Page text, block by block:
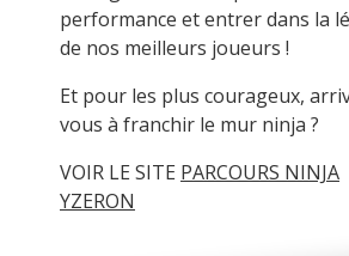
performance et entrer dans la
de nos meilleurs joueurs !
Et pour les plus courageux,
vous à franchir le mur ninja ?
VOIR LE SITE PARCOURS NINJA
YZERON